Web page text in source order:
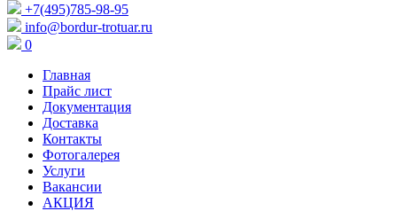
+7(495)785-98-95
info@bordur-trotuar.ru
0
Главная
Прайс лист
Документация
Доставка
Контакты
Фотогалерея
Услуги
Вакансии
АКЦИЯ